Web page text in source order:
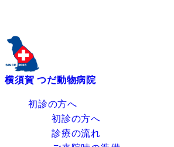
横須賀 つだ動物病院
初診の方へ
初診の方へ
診療の流れ